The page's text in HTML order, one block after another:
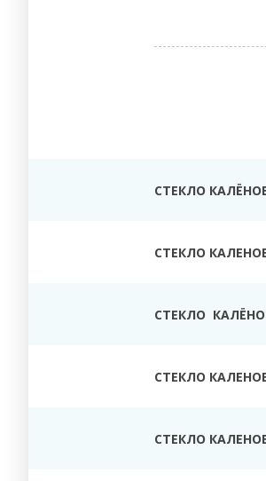
СТЕКЛО
СТЕКЛО
СТЕКЛО
СТЕКЛО
СТЕКЛО